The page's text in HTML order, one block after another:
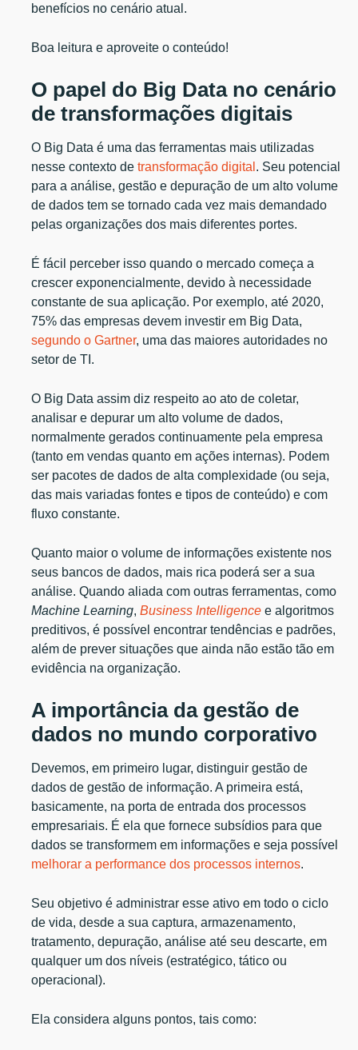
benefícios no cenário atual.
Boa leitura e aproveite o conteúdo!
O papel do Big Data no cenário
de transformações digitais
O Big Data é uma das ferramentas mais utilizadas
nesse contexto detransformação digital . Seu potencial
para a análise, gestão e depuração de um alto volume
de dados tem se tornado cada vez mais demandado
pelas organizações dos mais diferentes portes.
É fácil perceber isso quando o mercado começa a
crescer exponencialmente, devido à necessidade
constante de sua aplicação. Por exemplo, até 2020,
75% das empresas devem investir em Big Data,
segundo o Gartner, uma das maiores autoridades no
setor de TI.
O Big Data assim diz respeito ao ato de coletar,
analisar e depurar um alto volume de dados,
normalmente gerados continuamente pela empresa
(tanto em vendas quanto em ações internas). Podem
ser pacotes de dados de alta complexidade (ou seja,
das mais variadas fontes e tipos de conteúdo) e com
fluxo constante.
Quanto maior o volume de informações existente nos
seus bancos de dados, mais rica poderá ser a sua
análise. Quando aliada com outras ferramentas, como
Machine Learning,Business Intelligence e algoritmos
preditivos, é possível encontrar tendências e padrões,
além de prever situações que ainda não estão tão em
evidência na organização.
A importância da gestão de
dados no mundo corporativo
Devemos, em primeiro lugar, distinguir gestão de
dados de gestão de informação. A primeira está,
basicamente, na porta de entrada dos processos
empresariais. É ela que fornece subsídios para que
dados se transformem em informações e seja possível
melhorar a performance dos processos internos.
Seu objetivo é administrar esse ativo em todo o ciclo
de vida, desde a sua captura, armazenamento,
tratamento, depuração, análise até seu descarte, em
qualquer um dos níveis (estratégico, tático ou
operacional).
Ela considera alguns pontos, tais como: